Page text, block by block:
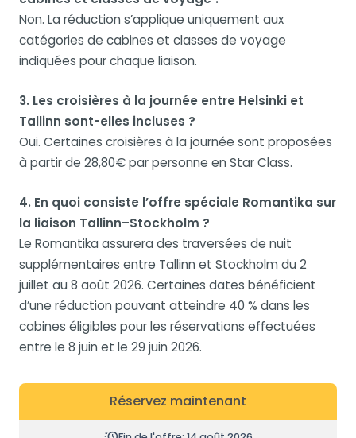
Non. La réduction s’applique uniquement aux
catégories de cabines et classes de voyage
indiquées pour chaque liaison.
3. Les croisières à la journée entre Helsinki et
Tallinn sont-elles incluses ?
Oui. Certaines croisières à la journée sont proposées
à partir de 28,80€ par personne en Star Class.
4. En quoi consiste l’offre spéciale Romantika sur
la liaison Tallinn–Stockholm ?
Le Romantika assurera des traversées de nuit
supplémentaires entre Tallinn et Stockholm du 2
juillet au 8 août 2026. Certaines dates bénéficient
d’une réduction pouvant atteindre 40 % dans les
cabines éligibles pour les réservations effectuées
entre le 8 juin et le 29 juin 2026.
Réservez maintenant